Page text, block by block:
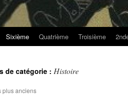
Sixième Quatrième Troisième
de catégorie : Histoire
plus anciens